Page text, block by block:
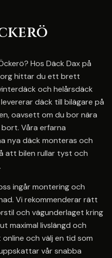
Hos Däck Dax på
hittar du ett brett
och helårsdäck
däck till bilägare på
oavsett om du bor nära
Våra erfarna
nya däck monteras och
att bilen rullar tyst och
ingår montering och
Vi rekommenderar rätt
och vägunderlaget kring
maximal livslängd och
och välj en tid som
vår snabba